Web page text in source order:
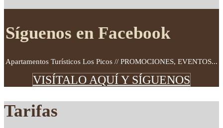
Síguenos en Facebook
Apartamentos Turísticos Los Picos // PROMOCIONES, EVENTOS...
VISÍTALO AQUÍ Y SÍGUENOS
Tarifas